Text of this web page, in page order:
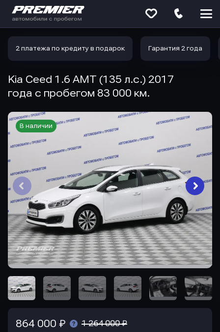
2 платежа по кредиту в подарок Гарантия 2 года
Kia Ceed 1.6 AMT (135 л.с.) 2017
года с пробегом 83 000 км.
В наличии
864 000 ₽ 1 264 000 ₽